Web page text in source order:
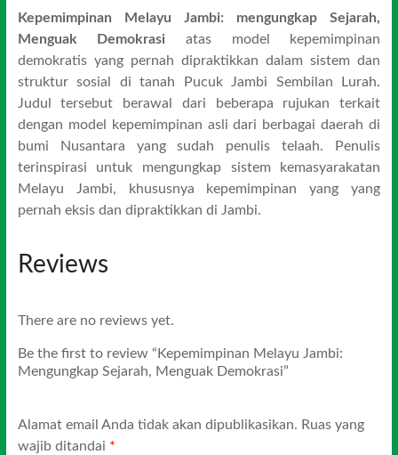
Kepemimpinan Melayu Jambi: mengungkap Sejarah,
Menguak Demokrasi atas model kepemimpinan
demokratis yang pernah dipraktikkan dalam sistem dan
struktur sosial di tanah Pucuk Jambi Sembilan Lurah.
Judul tersebut berawal dari beberapa rujukan terkait
dengan model kepemimpinan asli dari berbagai daerah di
bumi Nusantara yang sudah penulis telaah. Penulis
terinspirasi untuk mengungkap sistem kemasyarakatan
Melayu Jambi, khususnya kepemimpinan yang yang
pernah eksis dan dipraktikkan di Jambi.
Reviews
There are no reviews yet.
Be the first to review “Kepemimpinan Melayu Jambi:
Mengungkap Sejarah, Menguak Demokrasi”
Alamat email Anda tidak akan dipublikasikan. Ruas yang
wajib ditandai *